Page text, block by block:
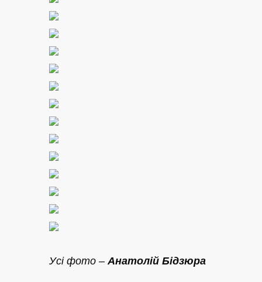
Усі фото – Анатолій Бідзюра